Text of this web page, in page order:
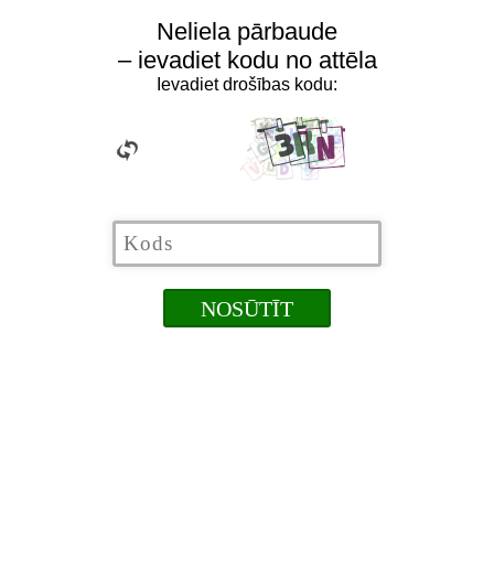
Neliela pārbaude
– ievadiet kodu no attēla
Ievadiet drošības kodu: